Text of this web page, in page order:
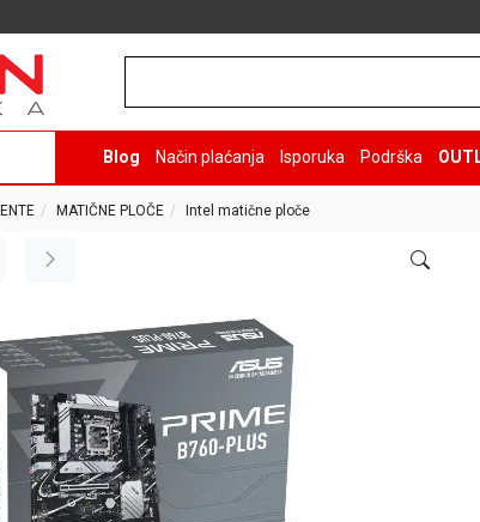
Blog Način plaćanja Isporuka Podrška
MATIČNE PLOČE Intel matične ploče